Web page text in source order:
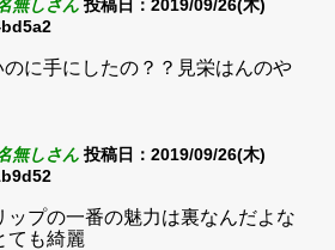
無しさん 投稿日：2019/09/26(木)
に手にしたの？？見栄はんのや
無しさん 投稿日：2019/09/26(木)
ップの一番の魅力は裏なんだよな
ても綺麗